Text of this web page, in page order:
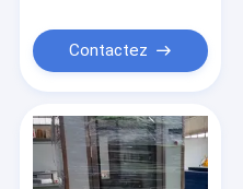
Produits
salle blanche
Contactez